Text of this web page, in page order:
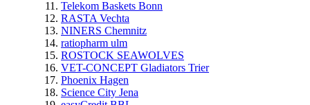
Telekom Baskets Bonn
RASTA Vechta
NINERS Chemnitz
ratiopharm ulm
ROSTOCK SEAWOLVES
VET-CONCEPT Gladiators Trier
Phoenix Hagen
Science City Jena